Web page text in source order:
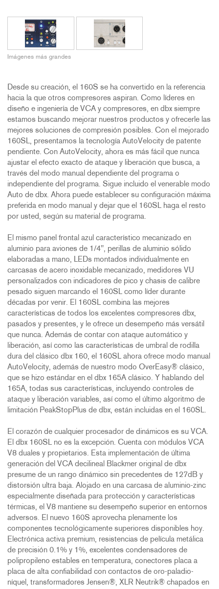
Imágenes más grandes
Desde su creación, el 160S se ha convertido en la referencia
hacia la que otros compresores aspiran. Como líderes en
diseño e ingeniería de VCA y compresores, en dbx siempre
estamos buscando mejorar nuestros productos y ofrecerle las
mejores soluciones de compresión posibles. Con el mejorado
160SL, presentamos la tecnología AutoVelocity de patente
pendiente. Con AutoVelocity, ahora es más fácil que nunca
ajustar el efecto exacto de ataque y liberación que busca, a
través del modo manual dependiente del programa o
independiente del programa. Sigue incluido el venerable modo
Auto de dbx. Ahora puede establecer su configuración máxima
preferida en modo manual y dejar que el 160SL haga el resto
por usted, según su material de programa.
El mismo panel frontal azul característico mecanizado en
aluminio para aviones de 1/4", perillas de aluminio sólido
elaboradas a mano, LEDs montados individualmente en
carcasas de acero inoxidable mecanizado, medidores VU
personalizados con indicadores de pico y chasis de calibre
pesado siguen marcando el 160SL como líder durante
décadas por venir. El 160SL combina las mejores
características de todos los excelentes compresores dbx,
pasados y presentes, y le ofrece un desempeño más versátil
que nunca. Además de contar con ataque automático y
liberación, así como las características de umbral de rodilla
dura del clásico dbx 160, el 160SL ahora ofrece modo manual
AutoVelocity, además de nuestro modo OverEasy® clásico,
que se hizo estándar en el dbx 165A clásico. Y hablando del
165A, todas sus características, incluyendo controles de
ataque y liberación variables, así como el último algoritmo de
limitación PeakStopPlus de dbx, están incluidas en el 160SL.
El corazón de cualquier procesador de dinámicos es su VCA.
El dbx 160SL no es la excepción. Cuenta con módulos VCA
V8 duales y propietarios. Esta implementación de última
generación del VCA decilineal Blackmer original de dbx
presume de un rango dinámico sin precedentes de 127dB y
distorsión ultra baja. Alojado en una carcasa de aluminio-zinc
especialmente diseñada para protección y características
térmicas, el V8 mantiene su desempeño superior en entornos
adversos. El nuevo 160S aprovecha plenamente los
componentes tecnológicamente superiores disponibles hoy.
Electrónica activa premium, resistencias de película metálica
de precisión 0.1% y 1%, excelentes condensadores de
polipropileno estables en temperatura, conectores placa a
placa de alta confiabilidad con contactos de oro-paladio-
níquel, transformadores Jensen®, XLR Neutrik® chapados en